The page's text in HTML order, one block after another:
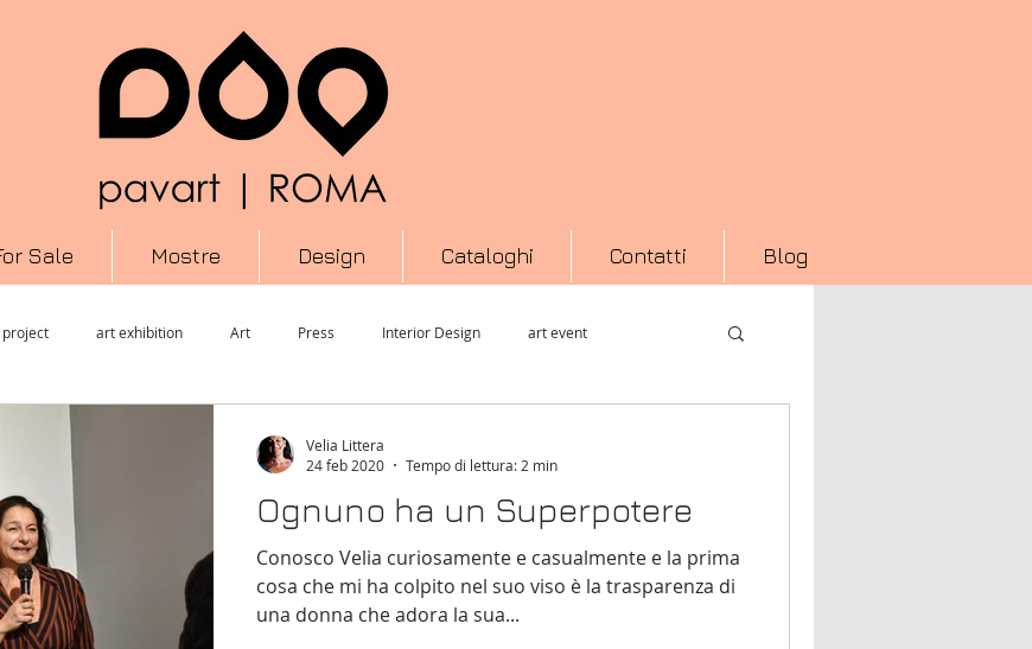
Sale Mostre Design Cataloghi Contatti Blog
art exhibition Art Press Interior Design art event
Mixed Media Arte Photography Libro fotografico
Contemporary art Ceramica contemporanea
Ognuno ha un Superpotere
Conosco Velia curiosamente e casualmente e la prima
cosa che mi ha colpito nel suo viso è la trasparenza di
una donna che adora la sua...
Velia Littera
24 feb 2020
Tempo di lettura: 2 min